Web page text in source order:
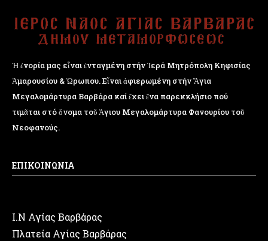
Ἡ ἐνορία μας εἶναι ἐνταγμένη στήν Ἱερά Μητρόπολη Κηφισίας
Ἁμαρουσίου & Ὠρωπου. Εἶναι ἀφιερωμένη στήν Ἅγια
Μεγαλομάρτυρα Βαρβάρα καί ἔχει ἕνα παρεκκλήσιο πού
τιμᾶται στό ὄνομα τοῦ Ἁγιου Μεγαλομάρτυρα Φανουρίου τοῦ
Νεοφανούς.
ΕΠΙΚΟΙΝΩΝΙΑ
Ι.Ν Αγίας Βαρβάρας
Πλατεία Αγίας Βαρβάρας